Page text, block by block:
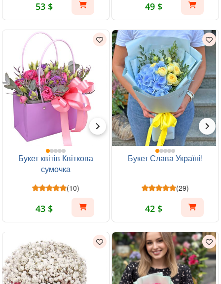
53 $ 49 $
Букет квітів Квіткова
сумочка
(10)
43 $
Букет Слава Україні!
(29)
42 $